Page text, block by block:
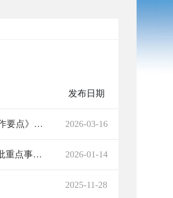
发布日期
湖南省数据局关于印发《湖南省2026年政务服务和数据工作要点》的通知 2026-03-16
国务院办公厅关于印发《“高效办成一件事”2026年度第一批重点事项清单》的通知 2026-01-14
2025-11-28